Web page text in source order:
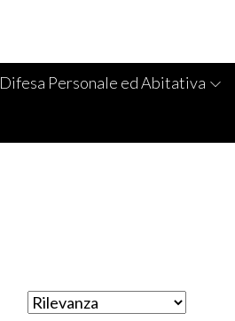
Difesa Personale ed Abitativa